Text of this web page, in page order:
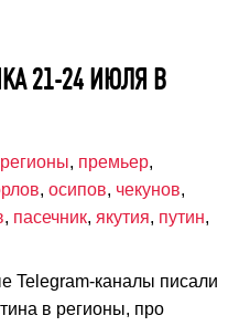
21-24 ИЮЛЯ В
регионы, премьер,
, осипов, чекунов,
, пасечник, якутия, путин,
Telegram-каналы писали
в регионы, про